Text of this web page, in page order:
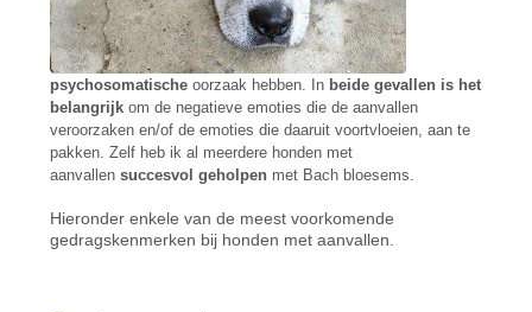
psychosomatische oorzaak hebben. In beide gevallen is het
belangrijk om de negatieve emoties die de aanvallen
veroorzaken en/of de emoties die daaruit voortvloeien, aan te
pakken. Zelf heb ik al meerdere honden met
aanvallensuccesvol geholpen met Bach bloesems.
Hieronder enkele van de meest voorkomende
gedragskenmerken bij honden met aanvallen.